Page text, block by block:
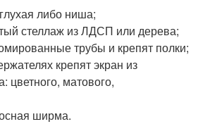
либо ниша;
стеллаж из ЛДСП или дерева;
трубы и крепят полки;
крепят экран из
цветного, матового,
ширма.